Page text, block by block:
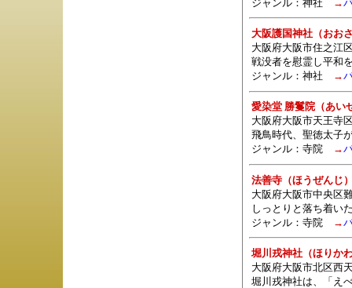
ジャンル： 神社 →
大阪護国神社（おお
大阪府大阪市住之江
戦没者を慰霊し平和
ジャンル： 神社 →
愛染堂 勝鬘院（あい
大阪府大阪市天王寺
飛鳥時代、聖徳太子
ジャンル： 寺院→
法善寺（ほうぜんじ
大阪府大阪市中央区
しっとりと落ち着い
ジャンル： 寺院→
堀川戎神社（ほりか
大阪府大阪市北区西
堀川戎神社は、「え